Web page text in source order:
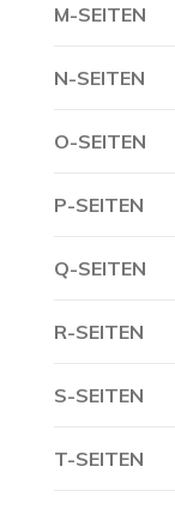
M-SEITEN
N-SEITEN
O-SEITEN
P-SEITEN
Q-SEITEN
R-SEITEN
S-SEITEN
T-SEITEN